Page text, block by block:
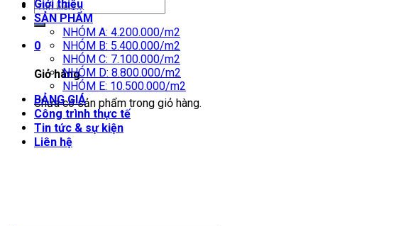
0
Giỏ hàng
Chưa có sản phẩm trong giỏ hàng.
Giới thiệu
SẢN PHẨM
NHÓM A: 4.200.000/m2
NHÓM B: 5.400.000/m2
NHÓM C: 7.100.000/m2
NHÓM D: 8.800.000/m2
NHÓM E: 10.500.000/m2
BẢNG GIÁ
Công trình thực tế
Tin tức & sự kiện
Liên hệ